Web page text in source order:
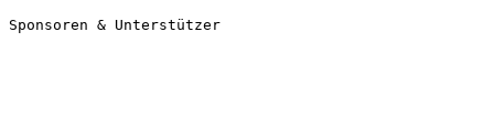
Sponsoren & Unterstützer